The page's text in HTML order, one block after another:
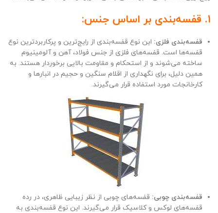
1. قفسه‌بندی بر اساس جنس:
قفسه‌بندی فلزی: این نوع قفسه‌بندی از رایج‌ترین و پرکاربردترین نوع
قفسه‌ها است. قفسه‌های فلزی از جنس فولاد، آهن و آلومینیوم
ساخته می‌شوند و از استحکام و مقاومت بالایی برخوردار هستند. به
همین دلیل، برای نگهداری از اقلام سنگین و حجیم در انبارها و
کارخانجات مورد استفاده قرار می‌گیرند.
قفسه‌بندی چوبی: قفسه‌های چوبی از نظر زیبایی ظاهری، در رده
قفسه‌های لوکس و کلاسیک قرار می‌گیرند. این نوع قفسه‌بندی به